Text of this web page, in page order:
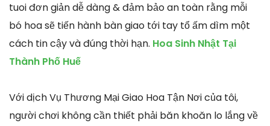
tuoi đơn giản dễ dàng & đảm bảo an toàn rằng mỗi
bó hoa sẽ tiến hành bàn giao tới tay tổ ấm dìm một
cách tin cậy và đúng thời hạn. Hoa Sinh Nhật Tại
Thành Phố Huế
Với dịch Vụ Thương Mại Giao Hoa Tận Nơi của tôi,
người chơi không cần thiết phải băn khoăn lo lắng về